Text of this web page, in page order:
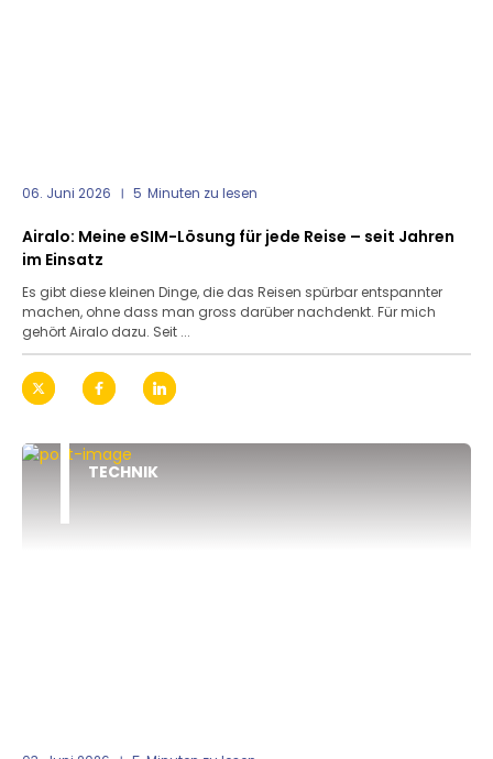
06. Juni 2026 5 Minuten zu lesen
Airalo: Meine eSIM-Lösung für jede Reise – seit Jahren
im Einsatz
Es gibt diese kleinen Dinge, die das Reisen spürbar entspannter
machen, ohne dass man gross darüber nachdenkt. Für mich
gehört Airalo dazu. Seit ...
TECHNIK